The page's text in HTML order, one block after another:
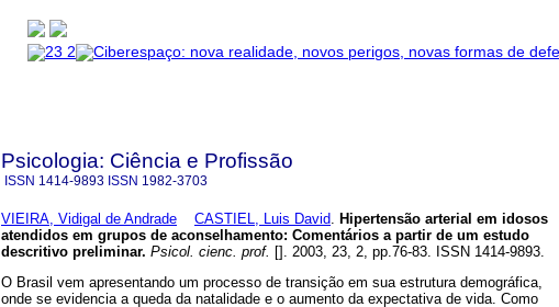
Psicologia: Ciência e Profissão
ISSN 1414-9893 ISSN 1982-3703
VIEIRA, Vidigal de Andrade CASTIEL, Luis David
Hipertensão arterial em idosos
atendidos em grupos de aconselhamento: Comentários a partir de um estudo
descritivo preliminar. Psicol. cienc. prof. []. 2003, 23, 2, pp.76-83. ISSN 1414-9893.
O Brasil vem apresentando um processo de transição em sua estrutura demográfica,
onde se evidencia a queda da natalidade e o aumento da expectativa de vida. Como